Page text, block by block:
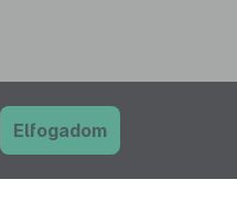
Elfogadom